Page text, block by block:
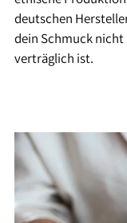
deutschen
dein Schmuck
verträglich ist.